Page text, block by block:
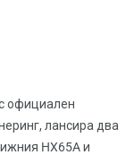
официален
лансира два
HX65A и